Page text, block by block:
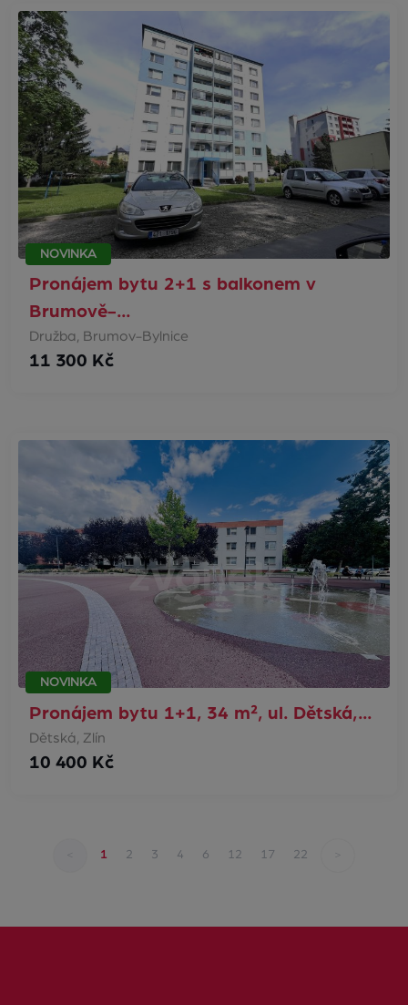
NOVINKA
Pronájem bytu 2+1 s balkonem v
Brumově-…
Družba, Brumov-Bylnice
11 300 Kč
NOVINKA
Pronájem bytu 1+1, 34 m², ul. Dětská,…
Dětská, Zlín
10 400 Kč
< 1 2 3 4 6 12 17 22